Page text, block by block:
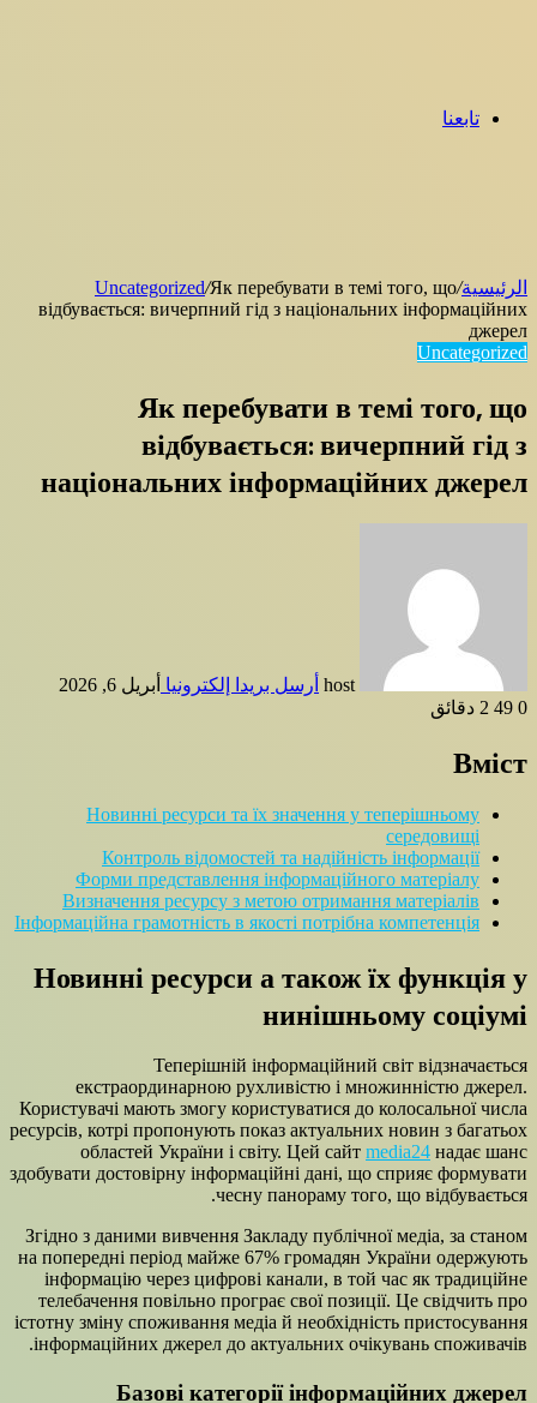
تابعنا
الرئيسية/
Uncategorized/Як перебувати в темі того, що
відбувається: вичерпний гід з національних інформаційних
джерел
Uncategorized
Як перебувати в темі того, що
відбувається: вичерпний гід з
національних інформаційних джерел
host أرسل بريدا إلكترونيا أبريل 6, 2026
0
2 دقائق
Вміст
Новинні ресурси та їх значення у теперішньому
середовищі
Контроль відомостей та надійність інформації
Форми представлення інформаційного матеріалу
Визначення ресурсу з метою отримання матеріалів
Інформаційна грамотність в якості потрібна компетенція
Новинні ресурси а також їх функція у
нинішньому соціумі
Теперішній інформаційний світ відзначається
екстраординарною рухливістю і множинністю джерел.
Користувачі мають змогу користуватися до колосальної числа
ресурсів, котрі пропонують показ актуальних новин з багатьох
областей України і світу. Цей сайт media24 надає шанс
здобувати достовірну інформаційні дані, що сприяє формувати
чесну панораму того, що відбувається.
Згідно з даними вивчення Закладу публічної медіа, за станом
на попередні період майже 67% громадян України одержують
інформацію через цифрові канали, в той час як традиційне
телебачення повільно програє свої позиції. Це свідчить про
істотну зміну споживання медіа й необхідність пристосування
інформаційних джерел до актуальних очікувань споживачів.
Базові категорії інформаційних джерел